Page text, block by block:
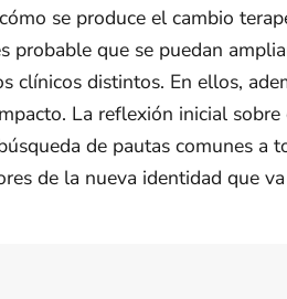
se produce el cambio
probable que se puedan
clínicos distintos. En ellos,
La reflexión inicial sobre
de pautas comunes a
de la nueva identidad que va